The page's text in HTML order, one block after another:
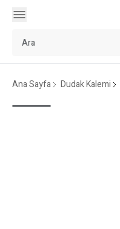
Ana Sayfa Dudak Kalemi